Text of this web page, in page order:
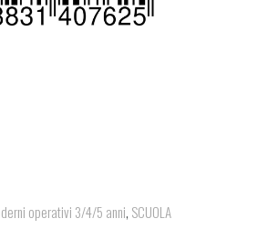
operativi 3/4/5 anni, SCUOLA